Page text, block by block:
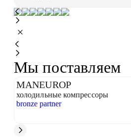
Мы поставляем
MANEUROP
холодильные компрессоры
bronze partner